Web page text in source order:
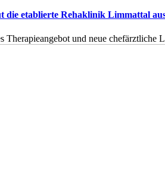
die etablierte Rehaklinik Limmattal
Therapieangebot und neue